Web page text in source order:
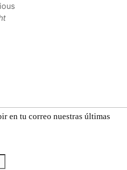
en tu correo nuestras últimas